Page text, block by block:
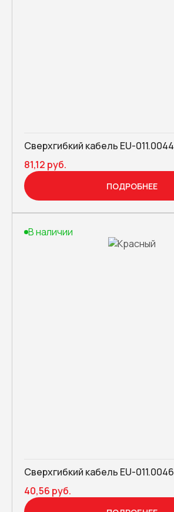
Сверхгибкий кабель EU-011.0044
81,12 руб.
ПОДРОБНЕЕ
Сверхгибкий кабель EU-011.0046
40,56 руб.
В наличии